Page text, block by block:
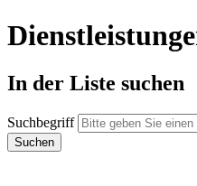
In der Liste suchen
Suchbegriff